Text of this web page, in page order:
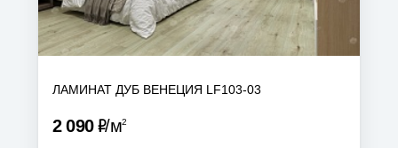
ЛАМИНАТ ДУБ ВЕНЕЦИЯ LF103-03
2 090Р м2